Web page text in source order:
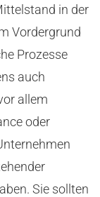
in der
Vordergrund
Prozesse
auch
allem
oder
Sie sollten